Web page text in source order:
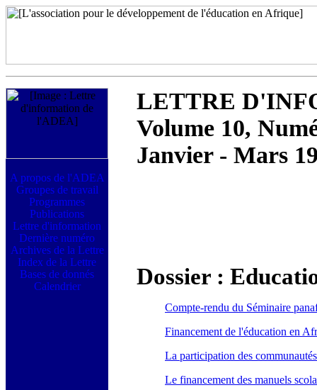
LETTRE
Volume 10,
Janvier - Mars
Dossier :
Compte-rendu du Séminaire
Financement de l'éducation en
La participation des
Le financement des manuels